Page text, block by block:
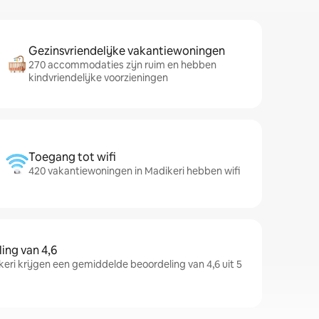
Gezinsvriendelijke vakantiewoningen
270 accommodaties zijn ruim en hebben
kindvriendelijke voorzieningen
Toegang tot wifi
420 vakantiewoningen in Madikeri hebben wifi
van 4,6
krijgen een gemiddelde beoordeling van 4,6 uit 5